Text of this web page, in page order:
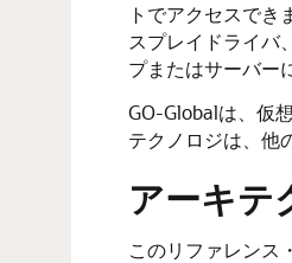
トでアクセスで
スプレイドライバ
プまたはサーバー
GO-Globalは、仮
テクノロジは、他
アーキテ
このリファレンス